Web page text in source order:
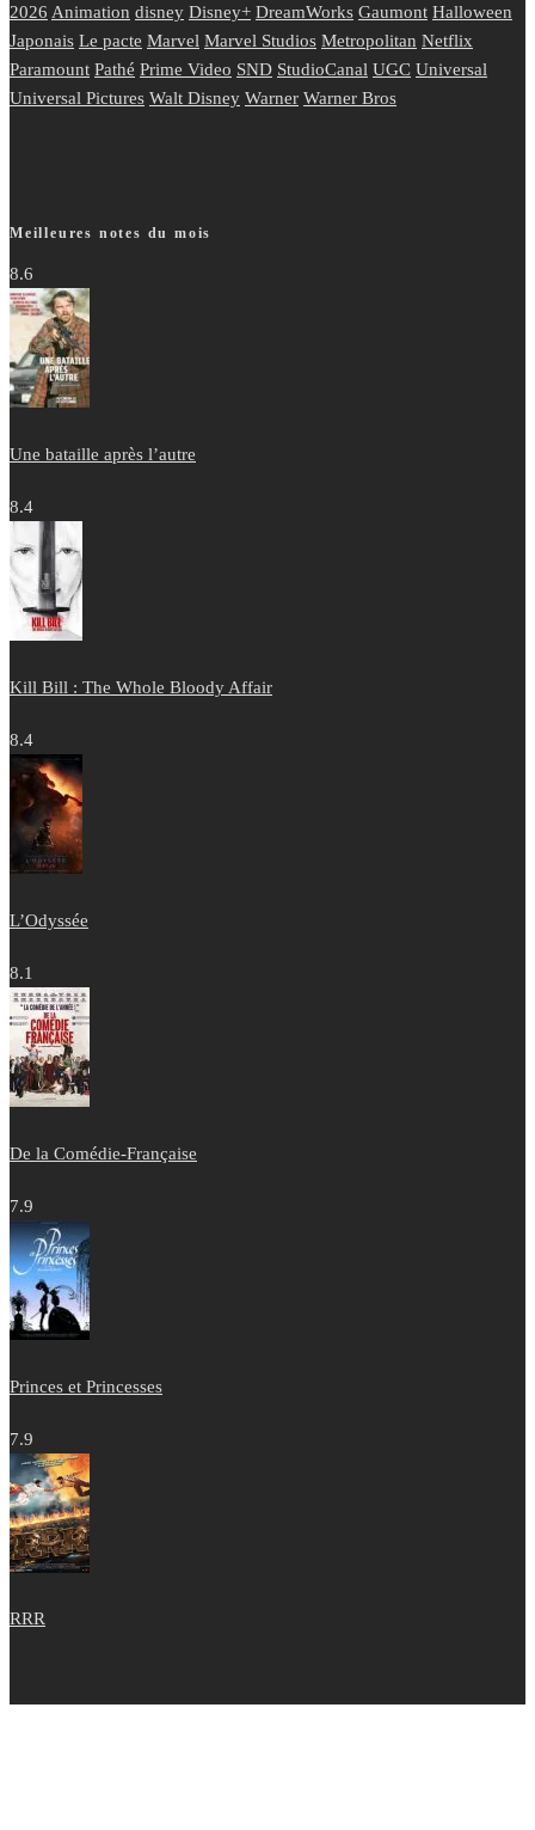
2026 Animation disney Disney+ DreamWorks Gaumont Halloween
Japonais Le pacte Marvel Marvel Studios Metropolitan Netflix
Paramount Pathé Prime Video SND StudioCanal UGC Universal
Universal Pictures Walt Disney Warner Warner Bros
Meilleures notes du mois
8.6
Une bataille après l’autre
8.4
Kill Bill : The Whole Bloody Affair
8.4
L’Odyssée
8.1
De la Comédie-Française
7.9
Princes et Princesses
7.9
RRR